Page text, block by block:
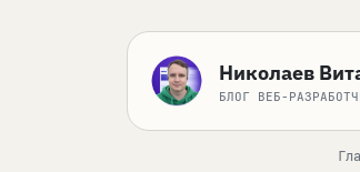
Николаев
БЛОГ ВЕБ-